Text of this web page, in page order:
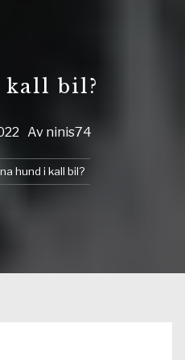
kall bil?
Av ninis74
hund i kall bil?